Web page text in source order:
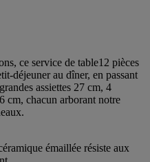
ce service de table12 pièces
déjeuner au dîner, en passant
assiettes 27 cm, 4
cm, chacun arborant notre
émaillée résiste aux